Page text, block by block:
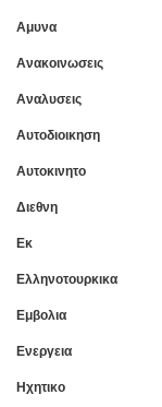
Αμυνα
Ανακοινωσεις
Αναλυσεις
Αυτοδιοικηση
Αυτοκινητο
Διεθνη
Εκ
Ελληνοτουρκικα
Εμβολια
Ενεργεια
Ηχητικο